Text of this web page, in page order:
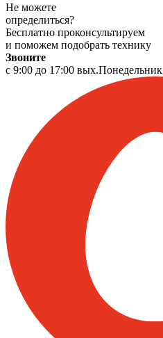
Не можете
определиться?
Бесплатно проконсультируем
и поможем подобрать технику
Звоните
с 9:00 до 17:00 вых.Понедельник